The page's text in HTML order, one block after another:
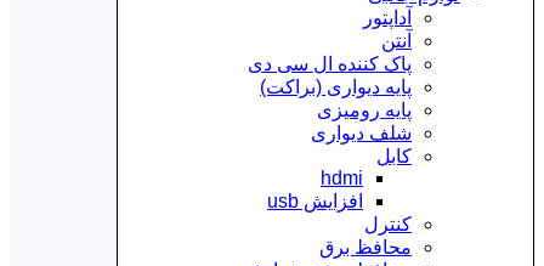
آداپتور
آنتن
پاک کننده ال سی دی
پایه دیواری (براکت)
پایه رومیزی
شلف دیواری
کابل
hdmi
افزایش usb
کنترل
محافظ برق